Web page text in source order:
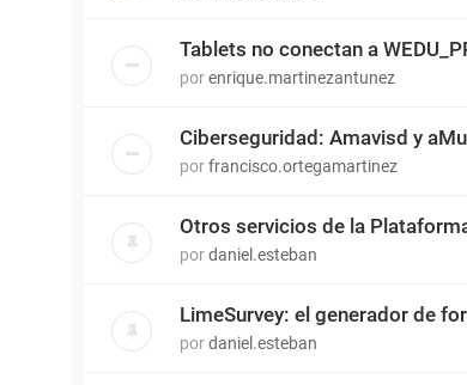
Tablets no conectan a
porenrique.martinezantunez
Ciberseguridad: Amavisd y
porfrancisco.ortegamartinez
Otros servicios de la
pordaniel.esteban
LimeSurvey: el generador de
pordaniel.esteban